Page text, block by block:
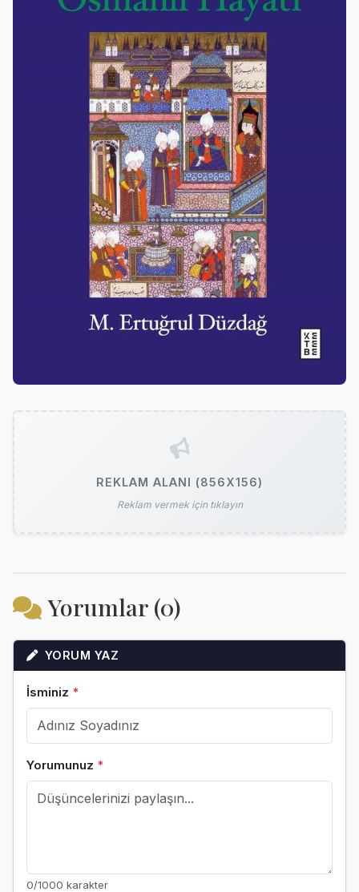
REKLAM ALANI (856X156)
Reklam vermek için tıklayın
Yorumlar (0)
YORUM YAZ
İsminiz *
Yorumunuz *
0/1000 karakter